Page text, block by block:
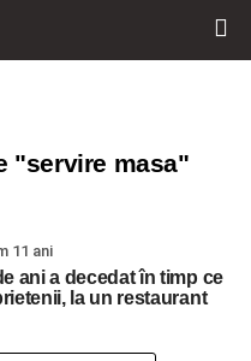
"servire masa"
11 ani
ani a decedat în timp ce
la un restaurant